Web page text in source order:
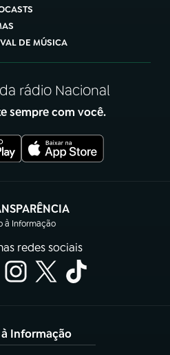
DE MÚSICA
rádio Nacional
sempre com você.
à Informação
(abre em nova aba)
redes sociais
Informação